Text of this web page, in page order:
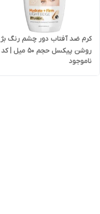
کرم ضد آفتاب دور چشم رنگ بژ
روشن پیکسل حجم 50 میل | کد
2672
ناموجود